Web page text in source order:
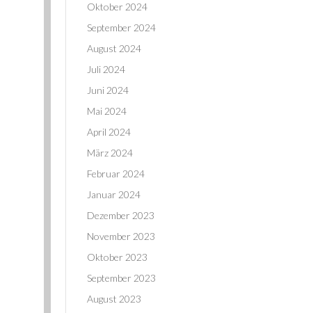
Oktober 2024
September 2024
August 2024
Juli 2024
Juni 2024
Mai 2024
April 2024
März 2024
Februar 2024
Januar 2024
Dezember 2023
November 2023
Oktober 2023
September 2023
August 2023